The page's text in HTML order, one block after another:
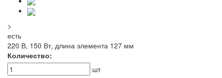
>
есть
220 В, 150 Вт, длина элемента 127 мм
Количество:
шт